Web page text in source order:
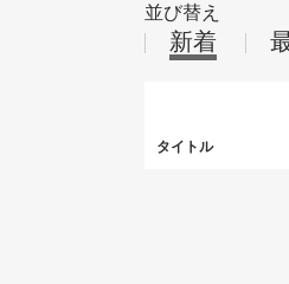
並び替え
新着
タイトル